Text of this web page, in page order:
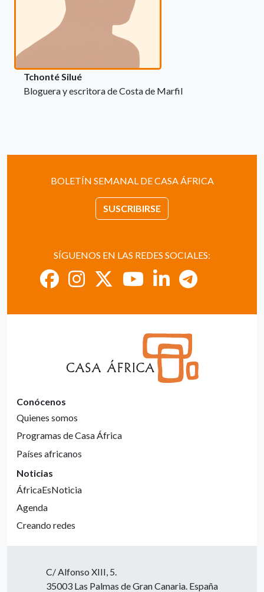
Tchonté Silué
Bloguera y escritora de Costa de Marfil
BOLETÍN SEMANAL DE CASA ÁFRICA
SUSCRIBIRSE
SÍGUENOS EN LAS REDES SOCIALES:
Conócenos
Quienes somos
Programas de Casa África
Países africanos
Noticias
ÁfricaEsNoticia
Agenda
Creando redes
C/ Alfonso XIII, 5.
35003 Las Palmas de Gran Canaria. España